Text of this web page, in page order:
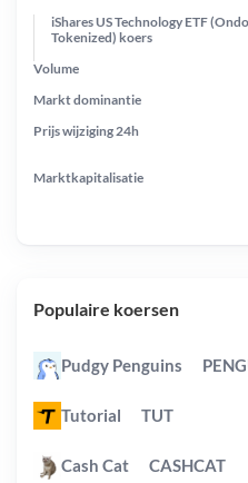
iShares US Technology ETF (Ondo
Tokenized) koers
Prijs wijziging 24h
Markt dominantie
Marktkapitalisatie
Volume
Populaire koersen
Pudgy Penguins
Tutorial TUT
Cash Cat CASHCAT